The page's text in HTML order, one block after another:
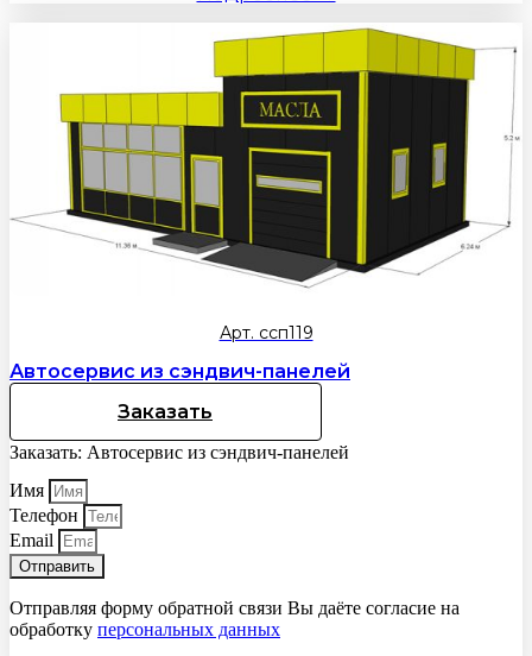
Арт. ссп119
Автосервис из сэндвич-панелей
Заказать
Заказать: Автосервис из сэндвич-панелей
Имя
Телефон
Email
Отправить
Отправляя форму обратной связи Вы даёте согласие на
обработку персональных данных